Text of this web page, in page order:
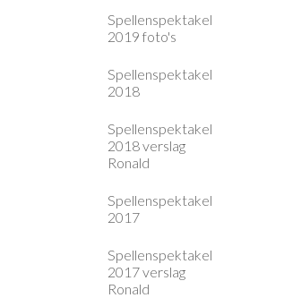
Spellenspektakel
2019 foto's
Spellenspektakel
2018
Spellenspektakel
2018 verslag
Ronald
Spellenspektakel
2017
Spellenspektakel
2017 verslag
Ronald